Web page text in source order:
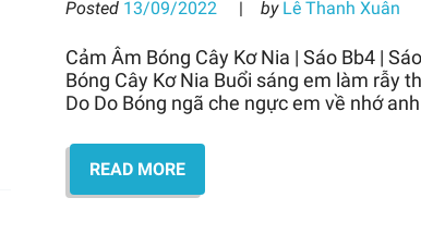
Posted 13/09/2022 by Lê Thanh Xuân
Cảm Âm Bóng Cây Kơ Nia | Sáo Bb4 |
Bóng Cây Kơ Nia Buổi sáng em làm rẫy
Do Do Bóng ngã che ngực em về nhớ
READ MORE